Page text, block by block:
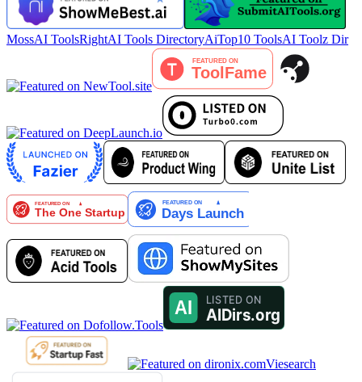
MossAI ToolsRightAI Tools DirectoryAiTop10 ToolsAI Toolz Dir
Viesearch